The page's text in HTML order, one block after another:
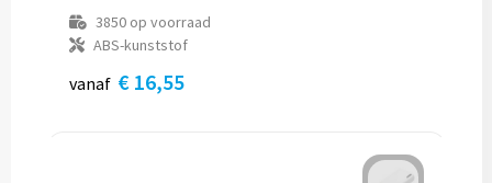
3850op voorraad
ABS-kunststof
vanaf € 16,55